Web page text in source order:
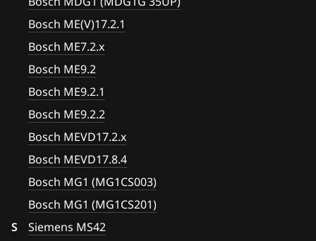
Ford
Forthing
Foton
GAC
Geely
Genesis
GMC
Great Wall
Groz
Siemens MS42
Siemens MS43
Siemens MS45.x
Siemens MSD80.x (81.x, 83.x)
Siemens MSD85.x
Siemens MSD87.x
Siemens MSV7x
Siemens MSV8x
E90 328xi
E91(E92) 2.8i
E92 2.5i 218hp
E92 3.0i 272hp
E93 2.5i 218hp
Bosch ME(V)17.2.1
Bosch ME7.2.x
Bosch ME9.2
Bosch ME9.2.1
Bosch ME9.2.2
Bosch MEVD17.2.x
Bosch MEVD17.8.4
Bosch MG1 (MG1CS003)
Bosch MG1 (MG1CS201)
S
Siemens MS42